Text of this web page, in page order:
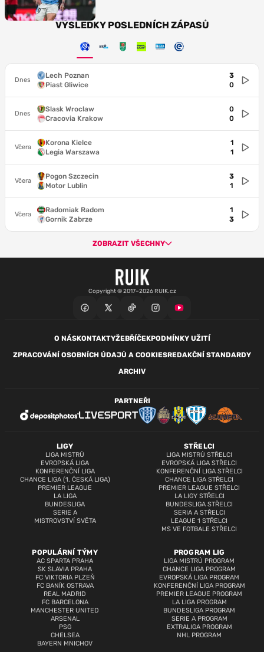
VÝSLEDKY POSLEDNÍCH ZÁPASŮ
Dnes
Lech Poznan
Piast Gliwice
3
0
Dnes
Slask Wroclaw
Cracovia Krakow
0
0
Včera
Korona Kielce
Legia Warszawa
1
1
Včera
Pogon Szczecin
Motor Lublin
3
1
Včera
Radomiak Radom
Gornik Zabrze
1
3
ZOBRAZIT VŠECHNY
Copyright © 2017–2026 RUIK.cz
O NÁSKONTAKTYŽEBŘÍČEKPODMÍNKY UŽITÍ
ZPRACOVÁNÍ OSOBNÍCH ÚDAJŮ A COOKIESREDAKČNÍ STANDARDY
ARCHIV
LIGY
LIGA MISTRŮ
EVROPSKÁ LIGA
KONFERENČNÍ LIGA
CHANCE LIGA (1. ČESKÁ LIGA)
PREMIER LEAGUE
LA LIGA
BUNDESLIGA
SERIE A
MISTROVSTVÍ SVĚTA
STŘELCI
LIGA MISTRŮ STŘELCI
EVROPSKÁ LIGA STŘELCI
KONFERENČNÍ LIGA STŘELCI
CHANCE LIGA STŘELCI
PREMIER LEAGUE STŘELCI
LA LIGY STŘELCI
BUNDESLIGA STŘELCI
SERIA A STŘELCI
LEAGUE 1 STŘELCI
MS VE FOTBALE STŘELCI
POPULÁRNÍ TÝMY
AC SPARTA PRAHA
SK SLAVIA PRAHA
FC VIKTORIA PLZEŇ
FC BANÍK OSTRAVA
REAL MADRID
FC BARCELONA
MANCHESTER UNITED
ARSENAL
PSG
CHELSEA
BAYERN MNICHOV
PROGRAM LIG
LIGA MISTRŮ PROGRAM
CHANCE LIGA PROGRAM
EVROPSKÁ LIGA PROGRAM
KONFERENČNÍ LIGA PROGRAM
PREMIER LEAGUE PROGRAM
LA LIGA PROGRAM
BUNDESLIGA PROGRAM
SERIE A PROGRAM
EXTRALIGA PROGRAM
NHL PROGRAM
PARTNEŘI